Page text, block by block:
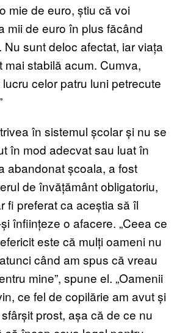
mie de euro, știu că voi
mii de euro în plus făcând
Nu sunt deloc afectat, iar viața
mai stabilă acum. Cumva,
celor patru luni petrecute
în sistemul școlar și nu se
în mod adecvat sau luat în
abandonat școala, a fost
de învățământ obligatoriu,
fi preferat ca aceștia să îl
înființeze o afacere. „Ceea ce
este că mulți oameni nu
când am spus că vreau
mine”, spune el. „Oamenii
ce fel de copilărie am avut și
prost, așa că de ce nu